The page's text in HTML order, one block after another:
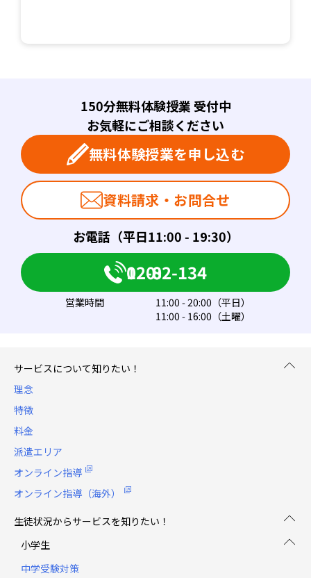
お電話（平日11:00 - 19:30）
150分無料体験授業 受付中
お気軽にご相談ください
0120-082-134
無料体験授業を申し込む
営業時間
11:00 - 20:00（平日）
11:00 - 16:00（土曜）
資料請求・お問合せ
サービスについて知りたい！
理念
特徴
料金
派遣エリア
オンライン指導
オンライン指導（海外）
生徒状況からサービスを知りたい！
小学生
中学受験対策